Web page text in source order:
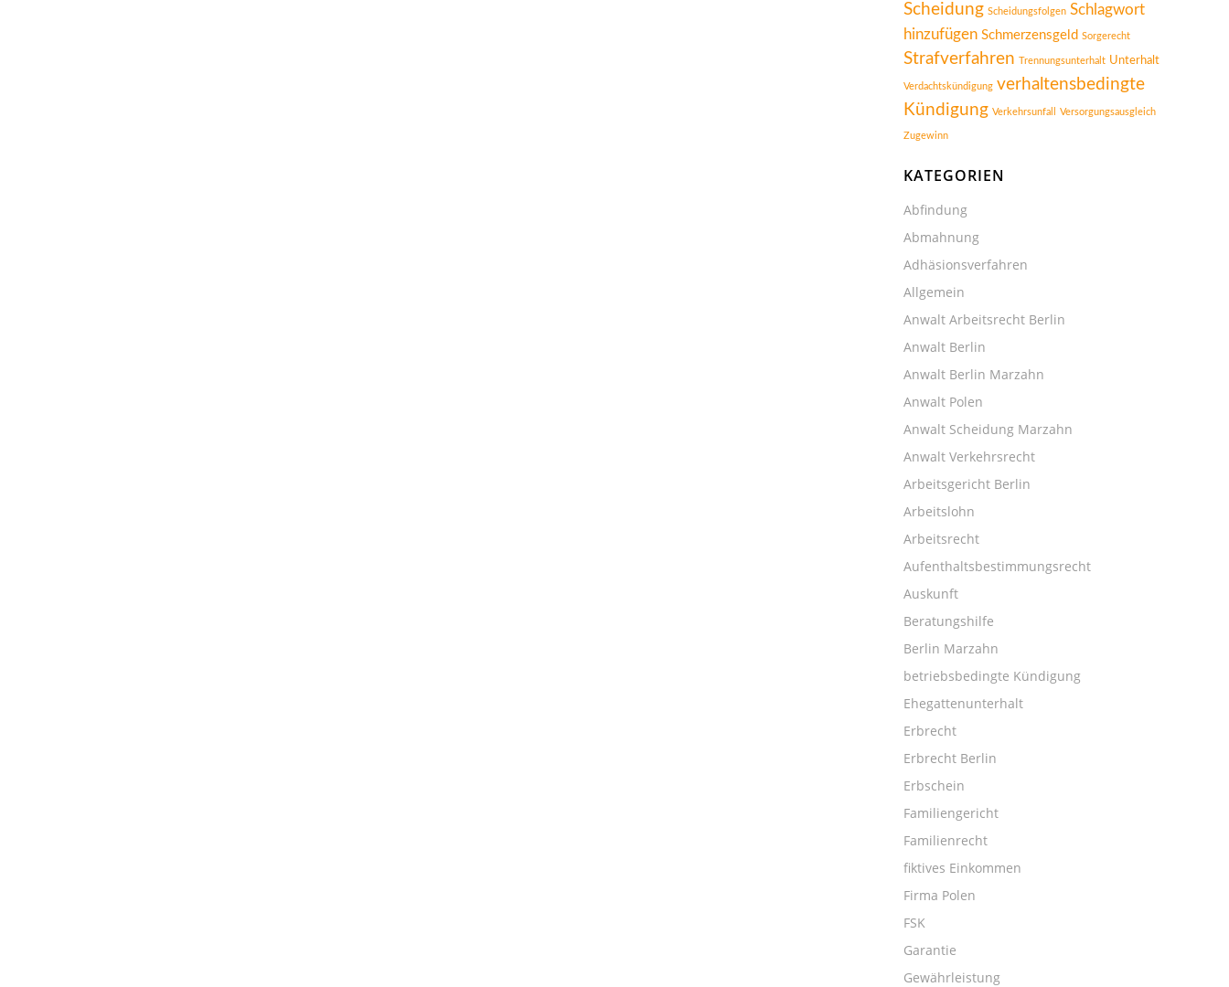
Scheidung Scheidungsfolgen Schlagwort
hinzufügen Schmerzensgeld Sorgerecht
Strafverfahren Trennungsunterhalt Unterhalt
Verdachtskündigung verhaltensbedingte
Kündigung Verkehrsunfall Versorgungsausgleich
Zugewinn
KATEGORIEN
Abfindung
Abmahnung
Adhäsionsverfahren
Allgemein
Anwalt Arbeitsrecht Berlin
Anwalt Berlin
Anwalt Berlin Marzahn
Anwalt Polen
Anwalt Scheidung Marzahn
Anwalt Verkehrsrecht
Arbeitsgericht Berlin
Arbeitslohn
Arbeitsrecht
Aufenthaltsbestimmungsrecht
Auskunft
Beratungshilfe
Berlin Marzahn
betriebsbedingte Kündigung
Ehegattenunterhalt
Erbrecht
Erbrecht Berlin
Erbschein
Familiengericht
Familienrecht
fiktives Einkommen
Firma Polen
FSK
Garantie
Gewährleistung